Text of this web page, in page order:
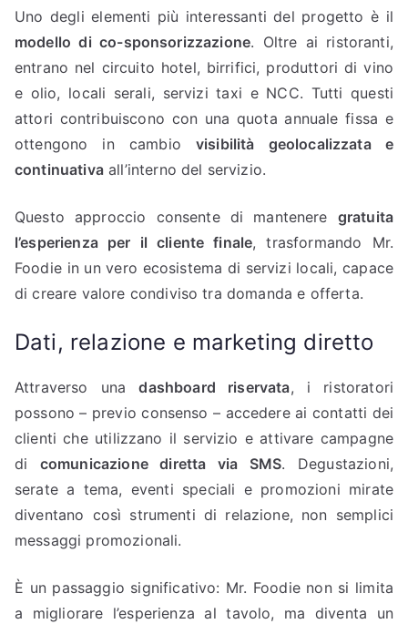
Uno degli elementi più interessanti del progetto è il
modello di co-sponsorizzazione. Oltre ai ristoranti,
entrano nel circuito hotel, birrifici, produttori di vino
e olio, locali serali, servizi taxi e NCC. Tutti questi
attori contribuiscono con una quota annuale fissa e
ottengono in cambio visibilità geolocalizzata e
continuativaall’interno del servizio.
Questo approccio consente di mantenere gratuita
l’esperienza per il cliente finale, trasformando Mr.
Foodie in un vero ecosistema di servizi locali, capace
di creare valore condiviso tra domanda e offerta.
Dati, relazione e marketing diretto
Attraverso unadashboard riservata, i ristoratori
possono – previo consenso – accedere ai contatti dei
clienti che utilizzano il servizio e attivare campagne
di comunicazione diretta via SMS. Degustazioni,
serate a tema, eventi speciali e promozioni mirate
diventano così strumenti di relazione, non semplici
messaggi promozionali.
È un passaggio significativo: Mr. Foodie non si limita
a migliorare l’esperienza al tavolo, ma diventa un